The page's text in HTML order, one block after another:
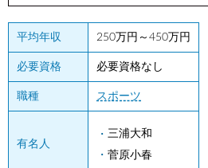
平均年収 250万円～450万円
必要資格 必要資格なし
職種 スポーツ
有名人
三浦大和
菅原小春